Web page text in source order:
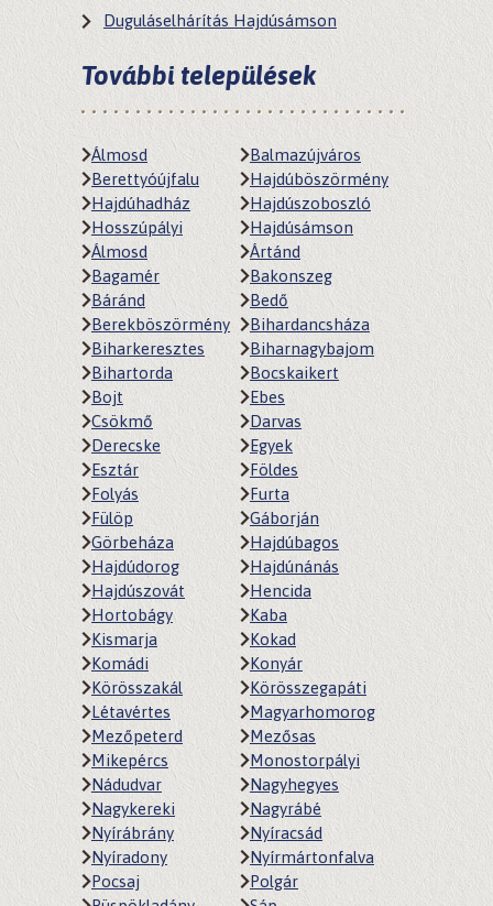
Duguláselhárítás Hajdúsámson
További települések
Álmosd
Balmazújváros
Berettyóújfalu
Hajdúböszörmény
Hajdúhadház
Hajdúszoboszló
Hosszúpályi
Hajdúsámson
Álmosd
Ártánd
Bagamér
Bakonszeg
Báránd
Bedő
Berekböszörmény
Bihardancsháza
Biharkeresztes
Biharnagybajom
Bihartorda
Bocskaikert
Bojt
Ebes
Csökmő
Darvas
Derecske
Egyek
Esztár
Földes
Folyás
Furta
Fülöp
Gáborján
Görbeháza
Hajdúbagos
Hajdúdorog
Hajdúnánás
Hajdúszovát
Hencida
Hortobágy
Kaba
Kismarja
Kokad
Komádi
Konyár
Körösszakál
Körösszegapáti
Létavértes
Magyarhomorog
Mezőpeterd
Mezősas
Mikepércs
Monostorpályi
Nádudvar
Nagyhegyes
Nagykereki
Nagyrábé
Nyírábrány
Nyíracsád
Nyíradony
Nyírmártonfalva
Pocsaj
Polgár